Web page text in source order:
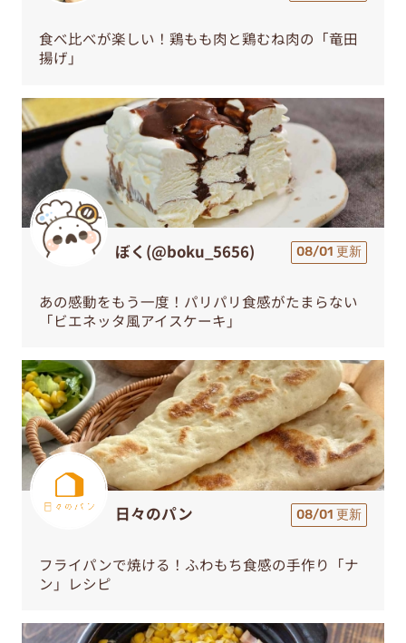
食べ比べが楽しい！鶏もも肉と鶏むね肉の「竜田
揚げ」
ぼく(@boku_5656) 08/01 更新
あの感動をもう一度！パリパリ食感がたまらない
「ビエネッタ風アイスケーキ」
日々のパン 08/01 更新
フライパンで焼ける！ふわもち食感の手作り「ナ
ン」レシピ